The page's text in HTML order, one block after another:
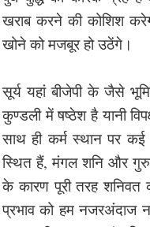
खराब करने की कोशिश
खोने को मजबूर हो उठेंगे।
सूर्य यहां बीजेपी के जैसे
कुण्डली में षष्ठेश है यानी
साथ ही कर्म स्थान पर
स्थित हैं, मंगल शनि और
के कारण पूरी तरह शनिवत
प्रभाव को हम नजरअंदाज